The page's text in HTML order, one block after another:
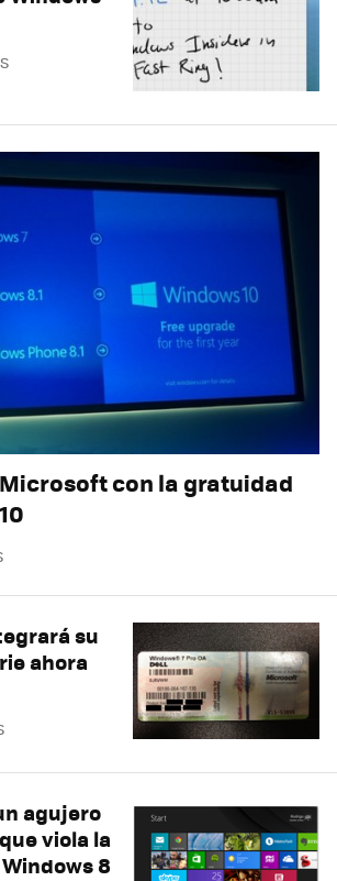
con la gratuidad
su
ahora
agujero
viola la
8